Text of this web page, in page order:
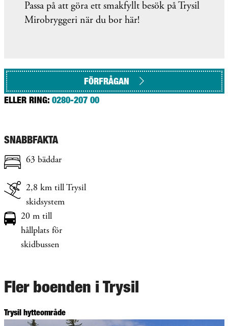
Passa på att göra ett smakfyllt besök på Trysil
Mirobryggeri när du bor här!
FÖRFRÅGAN
ELLER RING: 0280-207 00
SNABBFAKTA
63 bäddar
2,8 km till Trysil
skidsystem
20 m till
hållplats för
skidbussen
Fler boenden i Trysil
Trysil hytteområde